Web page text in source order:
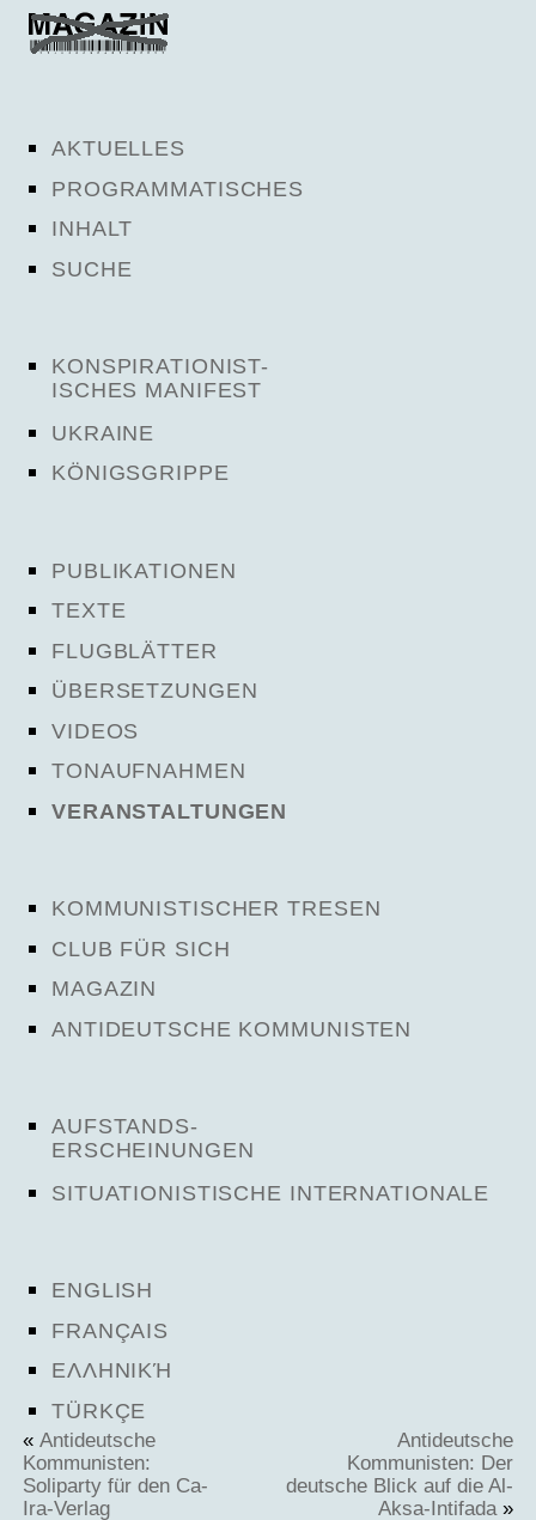
AKTUELLES
PROGRAMMATISCHES
INHALT
SUCHE
KONSPIRATIONIST-
ISCHES MANIFEST
UKRAINE
KÖNIGSGRIPPE
PUBLIKATIONEN
TEXTE
FLUGBLÄTTER
ÜBERSETZUNGEN
VIDEOS
TONAUFNAHMEN
VERANSTALTUNGEN
KOMMUNISTISCHER TRESEN
CLUB FÜR SICH
MAGAZIN
ANTIDEUTSCHE KOMMUNISTEN
AUFSTANDS-
ERSCHEINUNGEN
SITUATIONISTISCHE INTERNATIONALE
ENGLISH
FRANÇAIS
ΕΛΛΗΝΙΚΉ
TÜRKÇE
« Antideutsche
Kommunisten:
Soliparty für den Ca-
Ira-Verlag
Antideutsche
Kommunisten: Der
deutsche Blick auf die Al-
Aksa-Intifada »